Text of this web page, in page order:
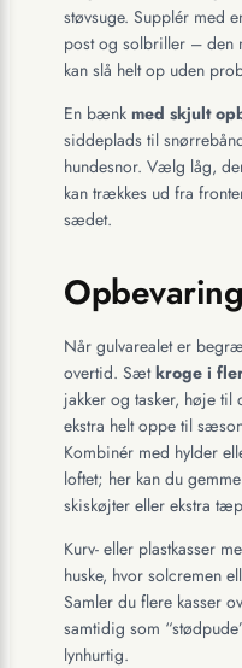
støvsuge. Supplér med
post og solbriller – den
kan slå helt op uden
En bænk med skjult
siddeplads til
hundesnor. Vælg låg,
kan trækkes ud fra
sædet.
Når gulvarealet er
overtid. Sætkroge i
jakker og tasker, høje til
ekstra helt oppe til
Kombinér med hylder
loftet; her kan du
skiskøjter eller ekstra
Kurv- eller plastkasser
huske, hvor solcremen
Samler du flere kasser
samtidig som
lynhurtig.